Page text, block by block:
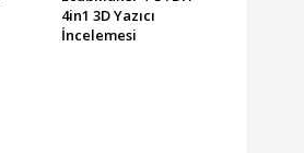
4in1 3D Yazıcı
İncelemesi